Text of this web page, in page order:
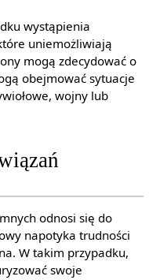
wystąpienia
uniemożliwiają
mogą zdecydować o
obejmować sytuacje
wojny lub
odnosi się do
napotyka trudności
W takim przypadku,
swoje